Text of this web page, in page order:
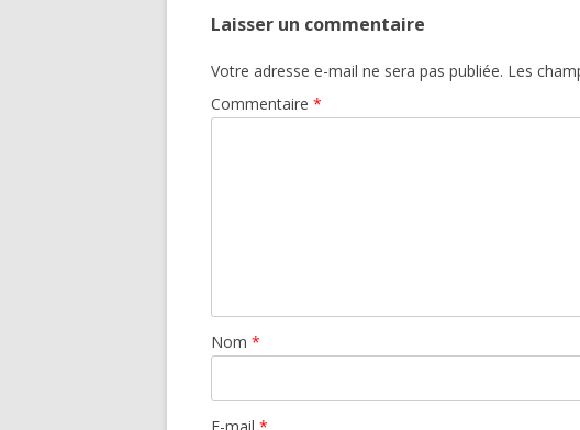
Laisser un commentaire
Votre adresse e-mail ne sera pas publiée. Les
Commentaire *
Nom *